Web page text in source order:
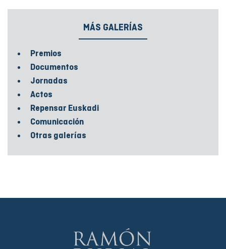
MÁS GALERÍAS
Premios
Documentos
Jornadas
Actos
Repensar Euskadi
Comunicación
Otras galerías